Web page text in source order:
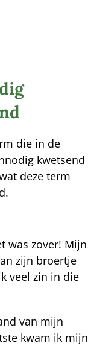
die in de
kwetsend
deze term
was zover! Mijn
zijn broertje
veel zin in die
van mijn
kwam ik mijn